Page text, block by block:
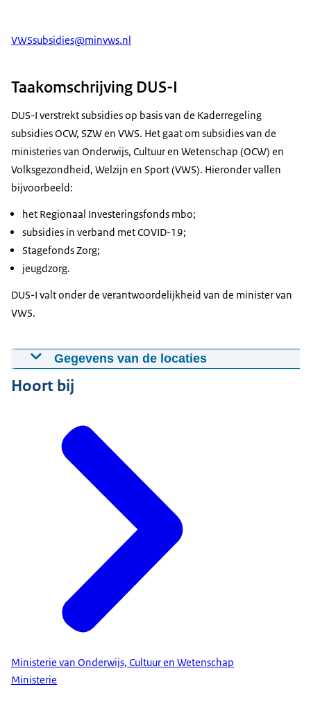
VWSsubsidies@minvws.nl
Taakomschrijving DUS-I
DUS-I verstrekt subsidies op basis van de Kaderregeling
subsidies OCW, SZW en VWS. Het gaat om subsidies van de
ministeries van Onderwijs, Cultuur en Wetenschap (OCW) en
Volksgezondheid, Welzijn en Sport (VWS). Hieronder vallen
bijvoorbeeld:
het Regionaal Investeringsfonds mbo;
subsidies in verband met COVID-19;
Stagefonds Zorg;
jeugdzorg.
DUS-I valt onder de verantwoordelijkheid van de minister van
VWS.
Gegevens van de locaties
Dienst Uitvoering Subsidies aan
Instellingen (DUS-I)
Hoort bij
Ministerie van Onderwijs, Cultuur en Wetenschap
Ministerie